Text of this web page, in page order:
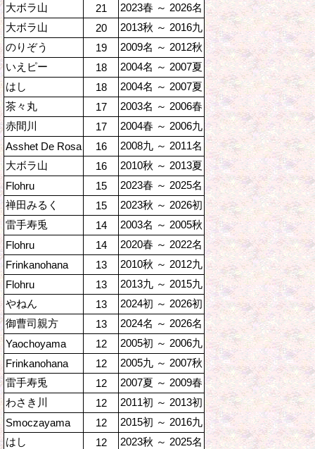
大ボラ山
21
2023春 ～ 2026名
大ボラ山
20
2013秋 ～ 2016九
のりぞう
19
2009名 ～ 2012秋
いえピー
18
2004名 ～ 2007夏
はし
18
2004名 ～ 2007夏
茶々丸
17
2003名 ～ 2006春
赤間川
17
2004春 ～ 2006九
Asshet De Rosa
16
2008九 ～ 2011名
大ボラ山
16
2010秋 ～ 2013夏
Flohru
15
2023春 ～ 2025名
禅田みるく
15
2023秋 ～ 2026初
雷手寿兎
14
2003名 ～ 2005秋
Flohru
14
2020春 ～ 2022名
Frinkanohana
13
2010秋 ～ 2012九
Flohru
13
2013九 ～ 2015九
やねん
13
2024初 ～ 2026初
御曹司親方
13
2024名 ～ 2026名
Yaochoyama
12
2005初 ～ 2006九
Frinkanohana
12
2005九 ～ 2007秋
雷手寿兎
12
2007夏 ～ 2009春
わさき川
12
2011初 ～ 2013初
Smoczayama
12
2015初 ～ 2016九
はし
12
2023秋 ～ 2025名